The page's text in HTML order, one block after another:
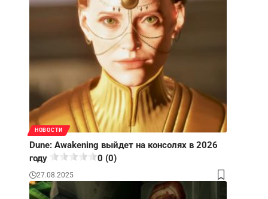
НОВОСТИ
Dune: Awakening выйдет на консолях в 2026
году
0 (0)
27.08.2025